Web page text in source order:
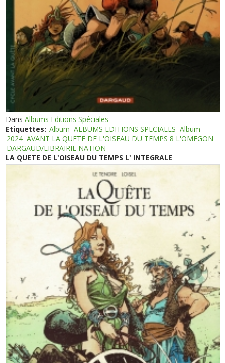
DansAlbums Editions Spéciales
Etiquettes: Album ALBUMS EDITIONS SPECIALES Album
2024 AVANT LA QUETE DE L'OISEAU DU TEMPS 8 L'OMEGON
DARGAUD/LIBRAIRIE NATION
LA QUETE DE L'OISEAU DU TEMPS L' INTEGRALE